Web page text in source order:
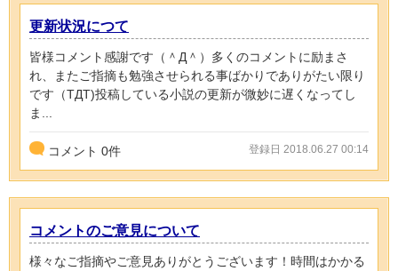
更新状況につて
皆様コメント感謝です（＾Д＾）多くのコメントに励まさ
れ、またご指摘も勉強させられる事ばかりでありがたい限り
です（TДT)投稿している小説の更新が微妙に遅くなってし
ま...
コメント 0件 登録日 2018.06.27 00:14
コメントのご意見について
様々なご指摘やご意見ありがとうございます！時間はかかる